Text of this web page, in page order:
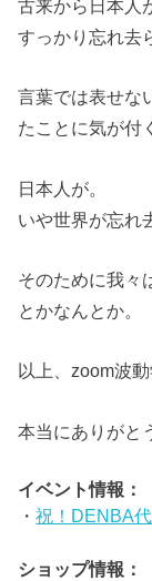
古来から日本人
すっかり忘れ去
言葉では表せな
たことに気が付
日本人が。
いや世界が忘れ
そのために我々
とかなんとか。
以上、zoom波
本当にありがと
イベント情報：
・祝！DENBA
ショップ情報：